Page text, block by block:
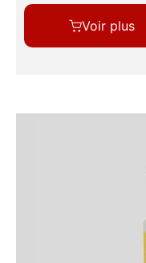
Voir plus